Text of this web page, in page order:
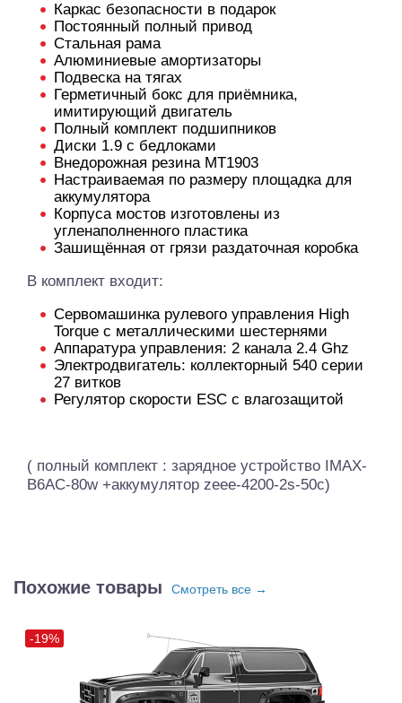
Каркас безопасности в подарок
Постоянный полный привод
Стальная рама
Алюминиевые амортизаторы
Подвеска на тягах
Герметичный бокс для приёмника,
имитирующий двигатель
Полный комплект подшипников
Диски 1.9 с бедлоками
Внедорожная резина MT1903
Настраиваемая по размеру площадка для
аккумулятора
Корпуса мостов изготовлены из
угленаполненного пластика
Зашищённая от грязи раздаточная коробка
В комплект входит:
Сервомашинка рулевого управления High
Torque с металлическими шестернями
Аппаратура управления: 2 канала 2.4 Ghz
Электродвигатель: коллекторный 540 серии
27 витков
Регулятор скорости ESC с влагозащитой
( полный комплект : зарядное устройство IMAX-
B6AC-80w +аккумулятор zeee-4200-2s-50c)
Похожие товары Смотреть все →
-19%